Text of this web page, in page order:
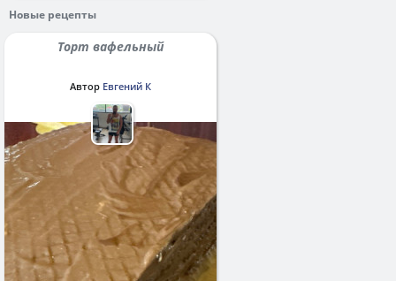
Новые рецепты
Торт вафельный
Автор Евгений К